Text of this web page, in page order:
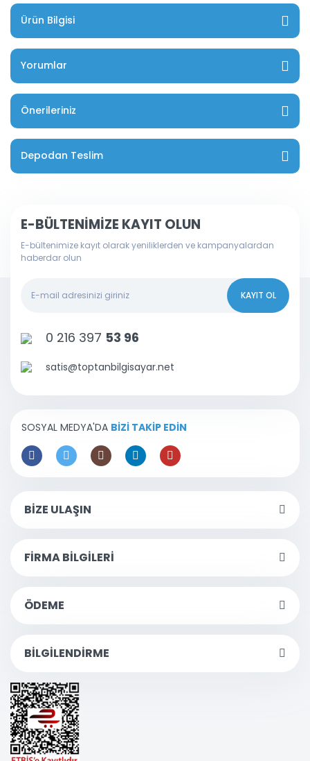
Ürün Bilgisi
Yorumlar
Önerileriniz
Depodan Teslim
E-BÜLTENİMİZE KAYIT OLUN
E-bültenimize kayıt olarak yeniliklerden ve kampanyalardan
haberdar olun
KAYIT OL
0 216 397 53 96
satis@toptanbilgisayar.net
SOSYAL MEDYA'DA BİZİ TAKİP EDİN
BİZE ULAŞIN
FİRMA BİLGİLERİ
ÖDEME
BİLGİLENDİRME